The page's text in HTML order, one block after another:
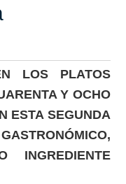
LOS PLATOS
Y OCHO
ESTA SEGUNDA
INGREDIENTE